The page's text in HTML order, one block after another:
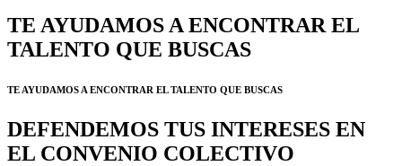
TE AYUDAMOS A ENCONTRAR EL
TALENTO QUE BUSCAS
TE AYUDAMOS A ENCONTRAR EL TALENTO QUE BUSCAS
DEFENDEMOS TUS INTERESES EN
EL CONVENIO COLECTIVO